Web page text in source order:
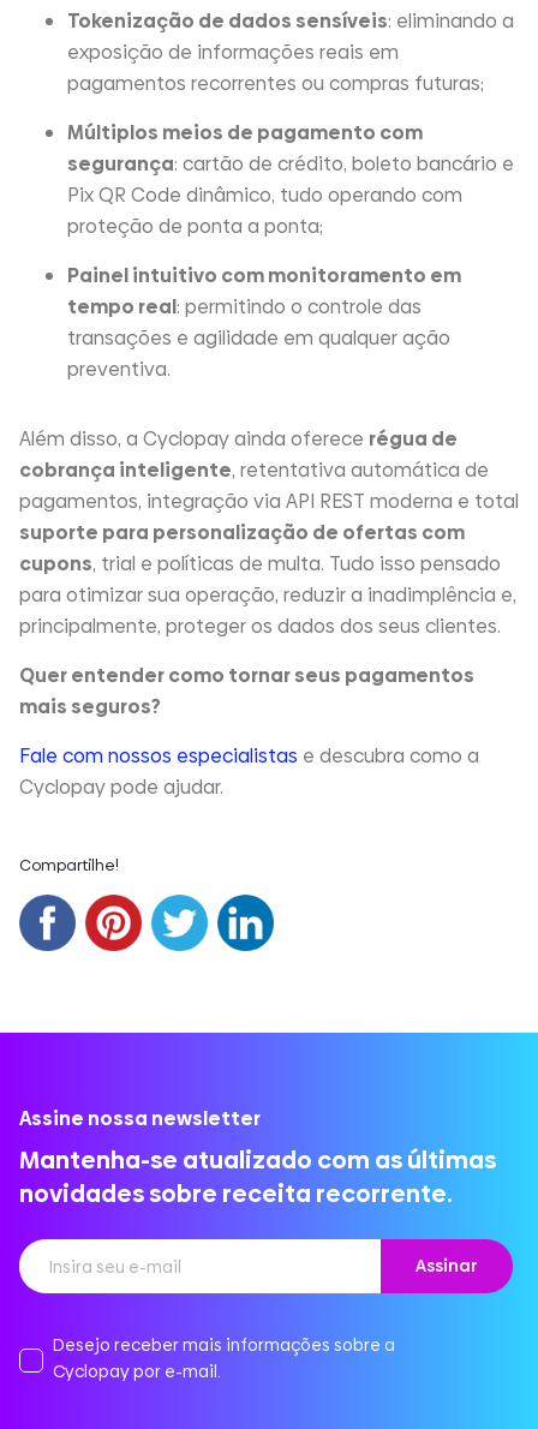
Tokenização de dados sensíveis: eliminando a
exposição de informações reais em
pagamentos recorrentes ou compras futuras;
Múltiplos meios de pagamento com
segurança: cartão de crédito, boleto bancário e
Pix QR Code dinâmico, tudo operando com
proteção de ponta a ponta;
Painel intuitivo com monitoramento em
tempo real: permitindo o controle das
transações e agilidade em qualquer ação
preventiva.
Além disso, a Cyclopay ainda oferece régua de
cobrança inteligente, retentativa automática de
pagamentos, integração via API REST moderna e total
suporte para personalização de ofertas com
cupons, trial e políticas de multa. Tudo isso pensado
para otimizar sua operação, reduzir a inadimplência e,
principalmente, proteger os dados dos seus clientes.
Quer entender como tornar seus pagamentos
mais seguros?
Fale com nossos especialistas e descubra como a
Cyclopay pode ajudar.
Compartilhe!
Assine nossa newsletter
Mantenha-se atualizado com as últimas
novidades sobre receita recorrente.
Desejo receber mais informações sobre a
Cyclopay por e-mail.